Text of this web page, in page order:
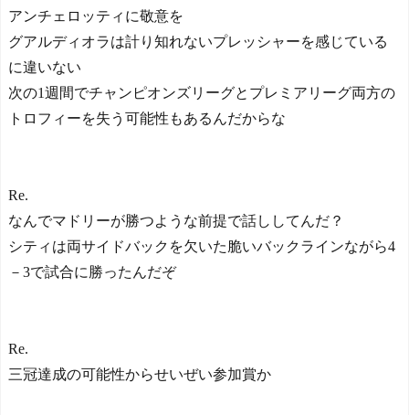
アンチェロッティに敬意を
グアルディオラは計り知れないプレッシャーを感じている
に違いない
次の1週間でチャンピオンズリーグとプレミアリーグ両方の
トロフィーを失う可能性もあるんだからな
Re.
なんでマドリーが勝つような前提で話ししてんだ？
シティは両サイドバックを欠いた脆いバックラインながら4
－3で試合に勝ったんだぞ
Re.
三冠達成の可能性からせいぜい参加賞か